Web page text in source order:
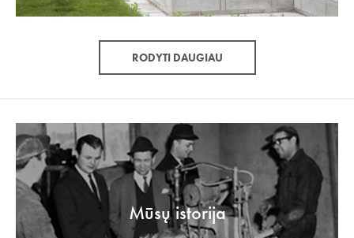
RODYTI DAUGIAU
Mūsų istorija